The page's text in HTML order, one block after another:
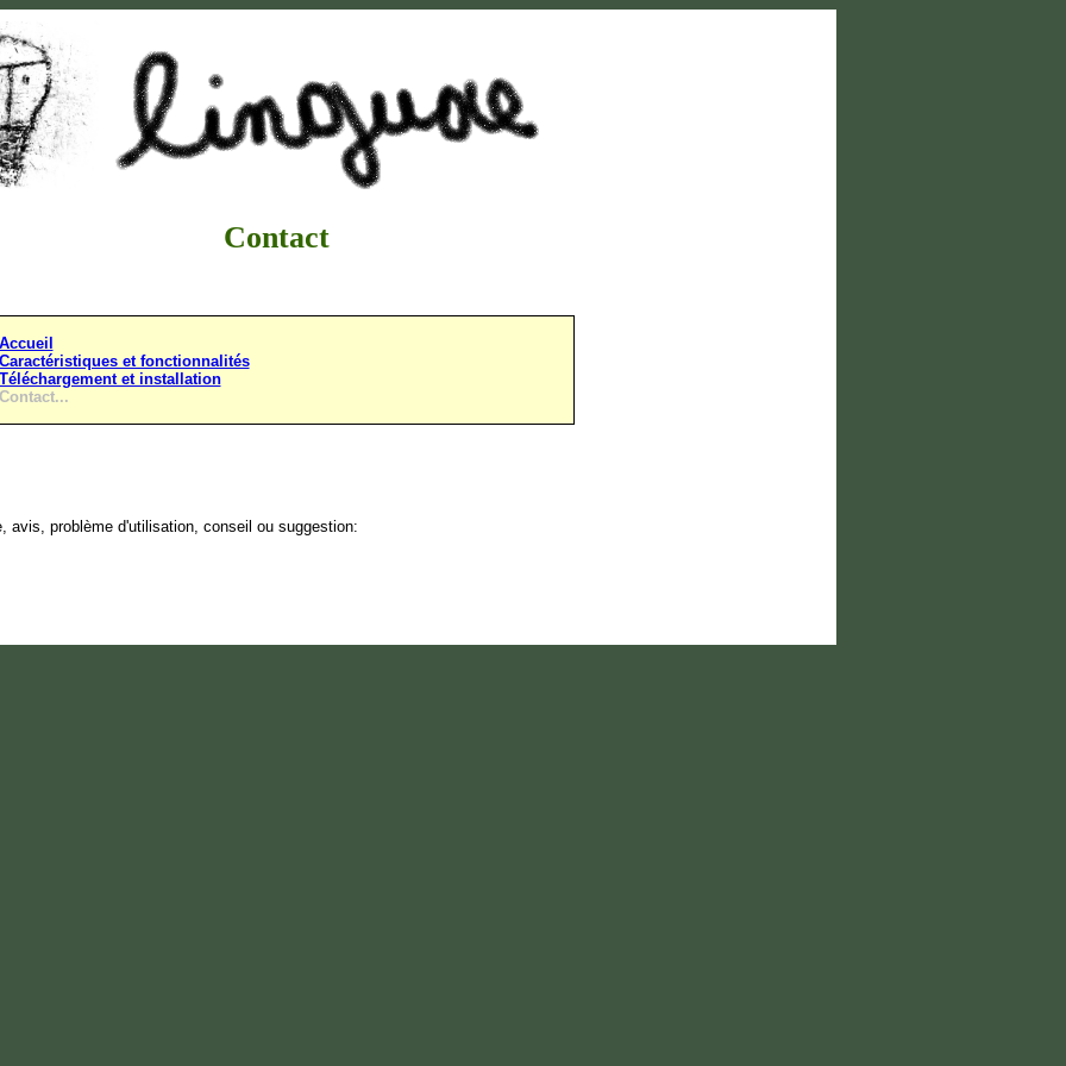
Contact
Accueil
Caractéristiques et fonctionnalités
Téléchargement et installation
Contact...
avis, problème d'utilisation, conseil ou suggestion: